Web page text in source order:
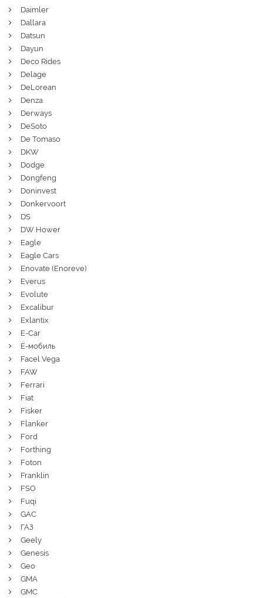
Daimler
Dallara
Datsun
Dayun
Deco Rides
Delage
DeLorean
Denza
Derways
DeSoto
De Tomaso
DKW
Dodge
Dongfeng
Doninvest
Donkervoort
DS
DW Hower
Eagle
Eagle Cars
Enovate (Enoreve)
Everus
Evolute
Excalibur
Exlantix
E-Car
Ё-мобиль
Facel Vega
FAW
Ferrari
Fiat
Fisker
Flanker
Ford
Forthing
Foton
Franklin
FSO
Fuqi
GAC
ГАЗ
Geely
Genesis
Geo
GMA
GMC